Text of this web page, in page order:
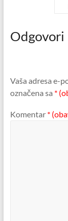
Odgovori
Vaša adresa e-
označena sa *
Komentar *